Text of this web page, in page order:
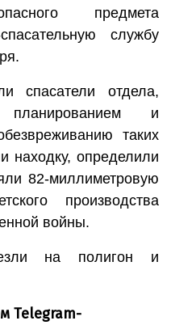
предмета
службу
спасатели отдела,
планированием и
таких
находку, определили
82-миллиметровую
производства
войны.
на полигон и
Telegram-